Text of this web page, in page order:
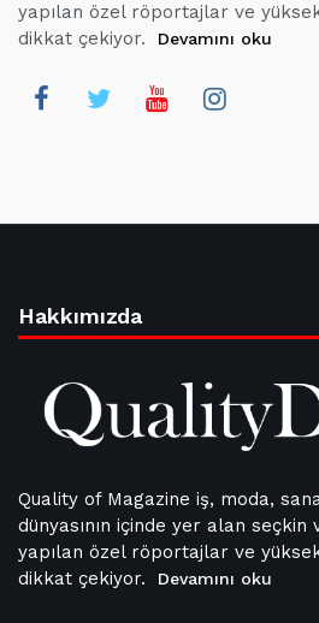
yapılan özel röportajlar ve
dikkat çekiyor.
Devamını oku
Hakkımızda
Quality of Magazine iş, moda,
dünyasının içinde yer alan
yapılan özel röportajlar ve
dikkat çekiyor.
Devamını oku